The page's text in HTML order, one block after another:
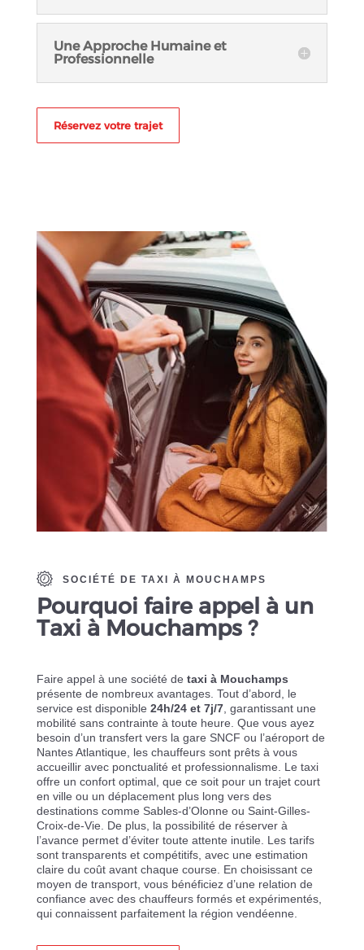
Une Approche Humaine et
Professionnelle
Réservez votre trajet
SOCIÉTÉ DE TAXI À MOUCHAMPS
Pourquoi faire appel à un
Taxi à Mouchamps ?
Faire appel à une société de taxi à Mouchamps
présente de nombreux avantages. Tout d’abord, le
service est disponible 24h/24 et 7j/7, garantissant une
mobilité sans contrainte à toute heure. Que vous ayez
besoin d’un transfert vers la gare SNCF ou l’aéroport de
Nantes Atlantique, les chauffeurs sont prêts à vous
accueillir avec ponctualité et professionnalisme. Le taxi
offre un confort optimal, que ce soit pour un trajet court
en ville ou un déplacement plus long vers des
destinations comme Sables-d’Olonne ou Saint-Gilles-
Croix-de-Vie. De plus, la possibilité de réserver à
l’avance permet d’éviter toute attente inutile. Les tarifs
sont transparents et compétitifs, avec une estimation
claire du coût avant chaque course. En choisissant ce
moyen de transport, vous bénéficiez d’une relation de
confiance avec des chauffeurs formés et expérimentés,
qui connaissent parfaitement la région vendéenne.